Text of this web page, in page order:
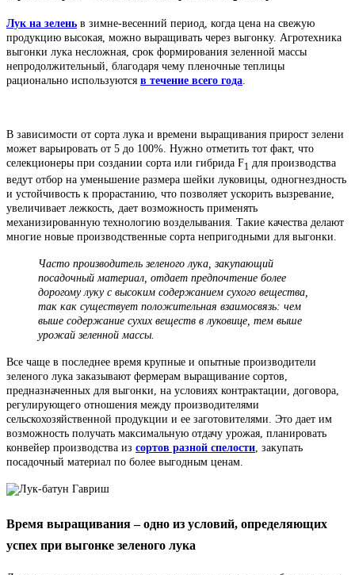
Лук на зелень в зимне-весенний период, когда цена на свежую
продукцию высокая, можно выращивать через выгонку. Агротехника
выгонки лука несложная, срок формирования зеленной массы
непродолжительный, благодаря чему пленочные теплицы
рационально используются в течение всего года.
В зависимости от сорта лука и времени выращивания прирост зелени
может варьировать от 5 до 100%. Нужно отметить тот факт, что
селекционеры при создании сорта или гибрида F1 для производства
ведут отбор на уменьшение размера шейки луковицы, одногнездность
и устойчивость к прорастанию, что позволяет ускорить вызревание,
увеличивает лежкость, дает возможность применять
механизированную технологию возделывания. Такие качества делают
многие новые производственные сорта непригодными для выгонки.
Часто производитель зеленого лука, закупающий
посадочный материал, отдает предпочтение более
дорогому луку с высоким содержанием сухого вещества,
так как существует положительная взаимосвязь: чем
выше содержание сухих веществ в луковице, тем выше
урожай зеленной массы.
Все чаще в последнее время крупные и опытные производители
зеленого лука заказывают фермерам выращивание сортов,
предназначенных для выгонки, на условиях контрактации, договора,
регулирующего отношения между производителями
сельскохозяйственной продукции и ее заготовителями. Это дает им
возможность получать максимальную отдачу урожая, планировать
конвейер производства из сортов разной спелости, закупать
посадочный материал по более выгодным ценам.
Время выращивания – одно из условий, определяющих
успех при выгонке зеленого лука